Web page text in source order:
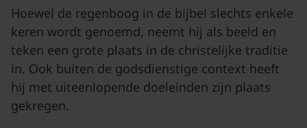
Hoewel de regenboog in de bijbel slechts enkele
keren wordt genoemd, neemt hij als beeld en
teken een grote plaats in de christelijke traditie
in. Ook buiten de godsdienstige context heeft
hij met uiteenlopende doeleinden zijn plaats
gekregen.